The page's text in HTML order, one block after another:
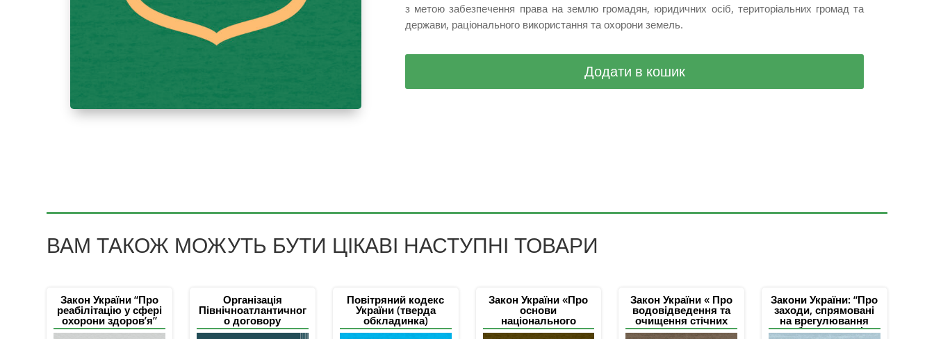
з метою забезпечення права на землю громадян, юридичних осіб, територіальних громад та
держави, раціонального використання та охорони земель.
Додати в кошик
ВАМ ТАКОЖ МОЖУТЬ БУТИ ЦІКАВІ НАСТУПНІ ТОВАРИ
Закон України “Про
реабілітацію у сфері
охорони здоров’я”
Організація
Північноатлантичног
о договору
Повітряний кодекс
України (тверда
обкладинка)
Закон України «Про
основи
національного
спротиву»
Закон України « Про
водовідведення та
очищення стічних
вод»
Закони України: “Про
заходи, спрямовані
на врегулювання
заборгованості